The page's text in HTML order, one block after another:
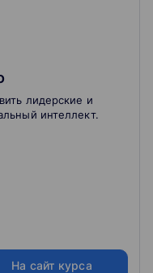
лидерские и
интеллект.
На сайт курса